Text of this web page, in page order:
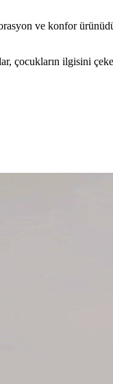
ve konfor
ilgisini
bel yapısı ve
Kullanıcıların
keşfedin.